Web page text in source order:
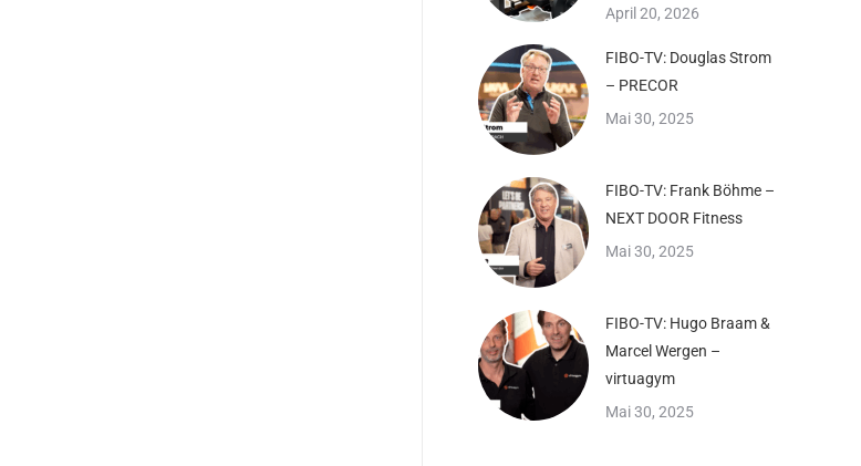
April 20, 2026
FIBO-TV: Douglas Strom
– PRECOR
Mai 30, 2025
FIBO-TV: Frank Böhme –
NEXT DOOR Fitness
Mai 30, 2025
FIBO-TV: Hugo Braam &
Marcel Wergen –
virtuagym
Mai 30, 2025